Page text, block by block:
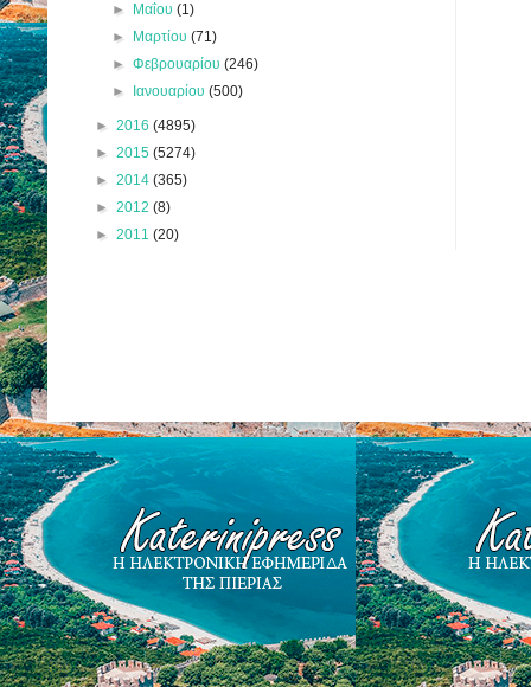
► Μαΐου(1)
► Μαρτίου(71)
►Φεβρουαρίου(246)
► Ιανουαρίου(500)
► 2016 (4895)
► 2015 (5274)
► 2014 (365)
► 2012 (8)
► 2011 (20)